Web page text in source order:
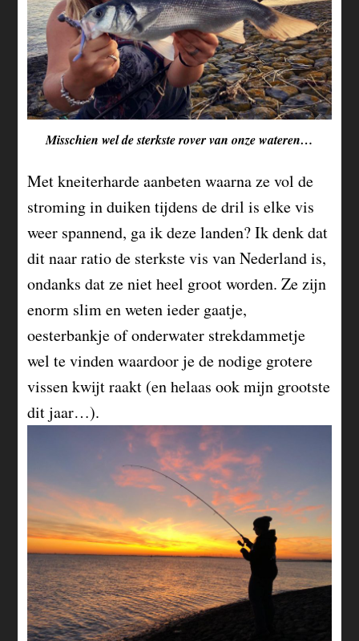
Misschien wel de sterkste rover van onze wateren…
Met kneiterharde aanbeten waarna ze vol de
stroming in duiken tijdens de dril is elke vis
weer spannend, ga ik deze landen? Ik denk dat
dit naar ratio de sterkste vis van Nederland is,
ondanks dat ze niet heel groot worden. Ze zijn
enorm slim en weten ieder gaatje,
oesterbankje of onderwater strekdammetje
wel te vinden waardoor je de nodige grotere
vissen kwijt raakt (en helaas ook mijn grootste
dit jaar…).